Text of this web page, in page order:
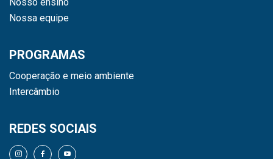
Nossa equipe
PROGRAMAS
Cooperação e meio ambiente
Intercâmbio
REDES SOCIAIS